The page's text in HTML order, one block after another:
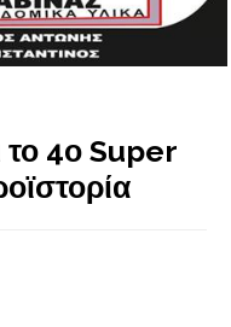
το 4ο Super